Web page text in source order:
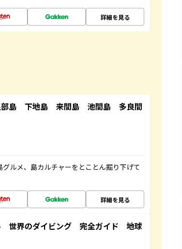
詳細を見る
島 下地島 来間島 池間島 多良間
ルメ、島カルチャーをとことん掘り下げて
詳細を見る
世界のダイビング 完全ガイド 地球